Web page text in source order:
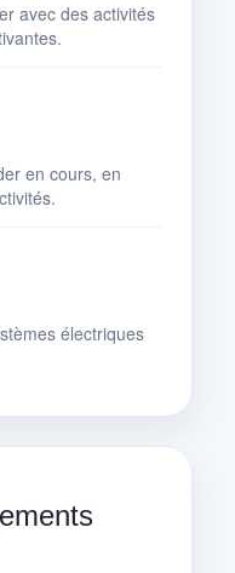
avec des activités
en cours, en
électriques